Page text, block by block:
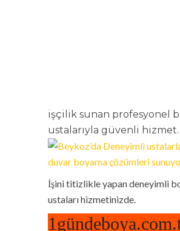
işçilik sunan profesyonel
ustalarıyla güvenli hizmet.
İşini titizlikle yapan deneyimli
ustaları hizmetinizde.